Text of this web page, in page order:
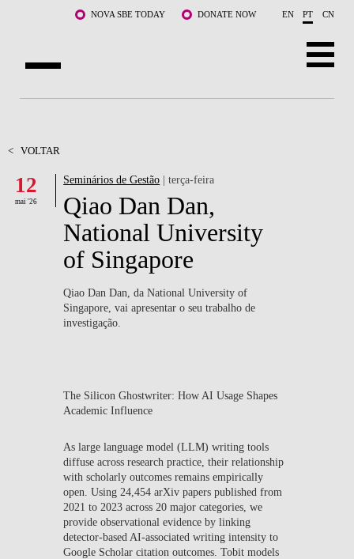
Saltar para o conteúdo principalNOVA SBE TODAY DONATE NOW EN PT CN
DOCENTES E INVESTIGAÇÃO
COMUNIDADE
LIFE AT NOVA SBE
WHAT'S HAPPENING
< VOLTAR
12
mai '26
Seminários de Gestão | terça-feira
Qiao Dan Dan,
National University
of Singapore
Qiao Dan Dan, da National University of
Singapore, vai apresentar o seu trabalho de
investigação.
The Silicon Ghostwriter: How AI Usage Shapes
Academic Influence
As large language model (LLM) writing tools
diffuse across research practice, their relationship
with scholarly outcomes remains empirically
open. Using 24,454 arXiv papers published from
2021 to 2023 across 20 major categories, we
provide observational evidence by linking
detector-based AI-associated writing intensity to
Google Scholar citation outcomes. Tobit models